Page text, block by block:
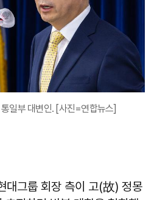
일부 대변인. [사진=연합뉴스]
대그룹 회장 측이 고(故) 정몽